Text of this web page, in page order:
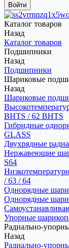
Каталог товаров
Назад
Каталог товаров
Подшипники
Назад
Подшипники
Шариковые
Назад
Шариковые
BHTS / 62 BHTS
Гибридные
GLASS
Двухрядные
Нержавеющие
S64
/ 63 / 64
Однорядные
Однорядные
Упорные
Радиально-
Назад
Радиально-